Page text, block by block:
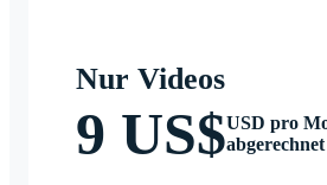
Nur Videos
9 US$USD pro
abgerechnet